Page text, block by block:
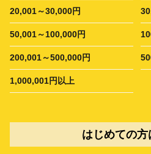
20,001～30,000円
50,001～100,000円
200,001～500,000円
1,000,001円以上
はじめての方